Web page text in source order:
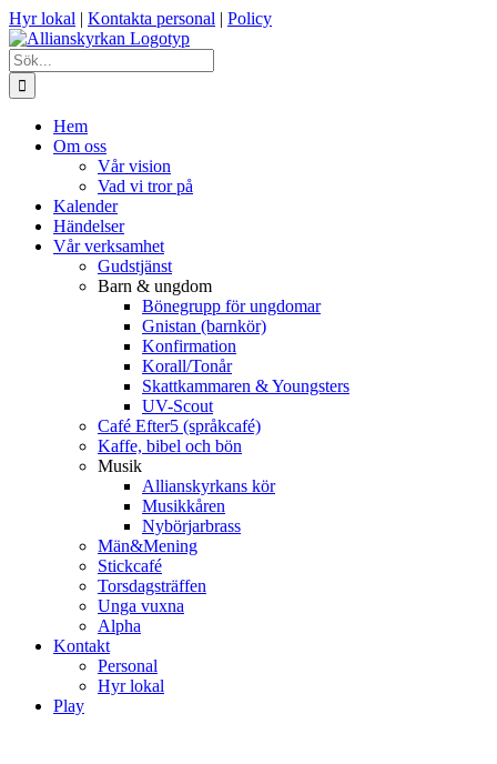
Fortsätt
till
innehållet
Hyr lokal | Kontakta personal | Policy
Sök
efter:
Hem
Om oss
Vår vision
Vad vi tror på
Kalender
Händelser
Vår verksamhet
Gudstjänst
Barn & ungdom
Bönegrupp för ungdomar
Gnistan (barnkör)
Konfirmation
Korall/Tonår
Skattkammaren & Youngsters
UV-Scout
Café Efter5 (språkcafé)
Kaffe, bibel och bön
Musik
Allianskyrkans kör
Musikkåren
Nybörjarbrass
Män&Mening
Stickcafé
Torsdagsträffen
Unga vuxna
Alpha
Kontakt
Personal
Hyr lokal
Play